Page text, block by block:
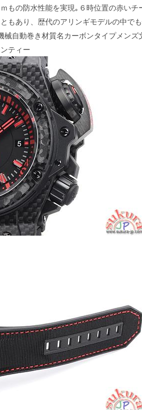
もの防水性能を実現｡６時位置の赤い
もあり、歴代のアリンギモデルの中で
自動巻き材質名カーボンタイプメン
ティー